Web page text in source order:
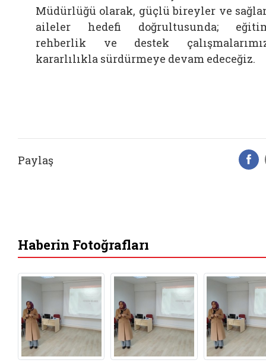
Müdürlüğü olarak, güçlü bireyler ve
aileler hedefi doğrultusunda;
rehberlik ve destek
kararlılıkla sürdürmeye devam edeceğiz.
Paylaş
Haberin Fotoğrafları